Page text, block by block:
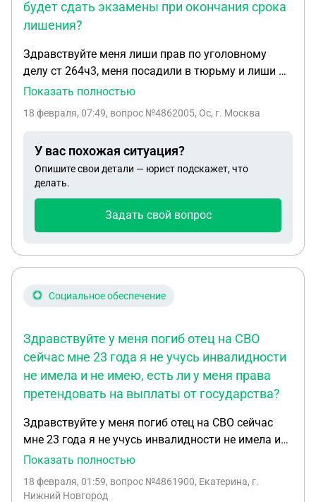
будет сдать экзамены при окончания срока
лишения?
Здравствуйте меня лиши прав по уголовному
делу ст 264ч3, меня посадили в тюрьму и лиши ВУ
на 2,6 года, нужно ли будет сдать экзамены при
документы подтверждающие этот факт есть, в
нужно будет сдавать экзамены, это правда ?
Показать полностью
18 февраля, 07:49, вопрос №4862005, Ос, г. Москва
У вас похожая ситуация?
Опишите свои детали — юрист подскажет, что
делать.
Задать свой вопрос
Социальное обеспечение
Здравствуйте у меня погиб отец на СВО
сейчас мне 23 года я не учусь инвалидности
не имела и не имею, есть ли у меня права
претендовать на выплаты от государства?
Здравствуйте у меня погиб отец на СВО сейчас
мне 23 года я не учусь инвалидности не имела и
не имею, есть ли у меня права претендовать на
есть сестра по отцу которая сейчас учится в
Показать полностью
18 февраля, 01:59, вопрос №4861900, Екатерина, г.
Нижний Новгород